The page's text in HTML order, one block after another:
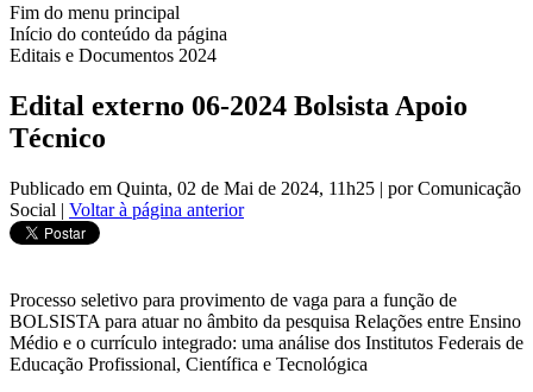
Fim do menu principal
Início do conteúdo da página
Editais e Documentos 2024
Edital externo 06-2024 Bolsista Apoio
Técnico
Publicado em Quinta, 02 de Mai de 2024, 11h25 | por Comunicação
Social | Voltar à página anterior
Processo seletivo para provimento de vaga para a função de
BOLSISTA para atuar no âmbito da pesquisa Relações entre Ensino
Médio e o currículo integrado: uma análise dos Institutos Federais de
Educação Profissional, Científica e Tecnológica